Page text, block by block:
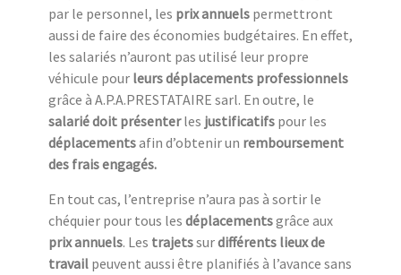
par le personnel, les prix annuels permettront
aussi de faire des économies budgétaires. En effet,
les salariés n’auront pas utilisé leur propre
véhicule pour leurs déplacements professionnels
grâce à A.P.A.PRESTATAIRE sarl. En outre, le
salarié doit présenterles justificatifs pour les
déplacementsafin d’obtenir un remboursement
des frais engagés.
En tout cas, l’entreprise n’aura pas à sortir le
chéquier pour tous les déplacementsgrâce aux
prix annuels. Les trajetssurdifférents lieux de
travail peuvent aussi être planifiés à l’avance sans